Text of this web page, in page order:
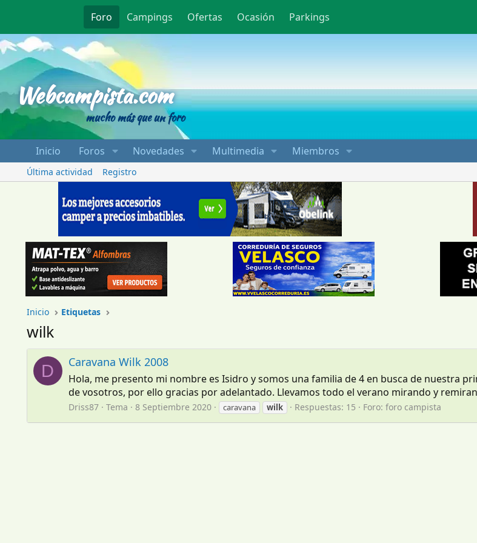
Foro Campings Ofertas Ocasión Parkings
Webcampista.com
mucho más que un foro
Inicio Foros Novedades Multimedia Miembros
Última actividad Registro
Inicio Etiquetas
wilk
D Caravana Wilk 2008
Hola, me presento mi nombre es Isidro y somos una familia de 4 en busca de nuestra
de vosotros, por ello gracias por adelantado. Llevamos todo el verano mirando y
Driss87 Tema 8 Septiembre 2020 caravana wilk Respuestas: 15 Foro: foro campista